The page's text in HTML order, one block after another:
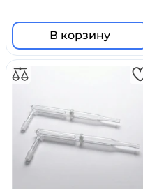
В корзину